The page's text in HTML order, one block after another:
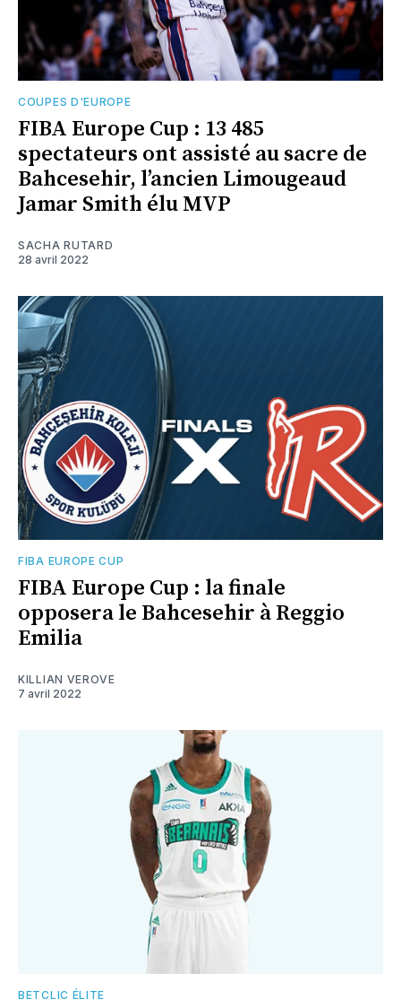
COUPES D'EUROPE
FIBA Europe Cup : 13 485
spectateurs ont assisté au sacre de
Bahcesehir, l’ancien Limougeaud
Jamar Smith élu MVP
SACHA RUTARD
28 avril 2022
FIBA EUROPE CUP
FIBA Europe Cup : la finale
opposera le Bahcesehir à Reggio
Emilia
KILLIAN VEROVE
7 avril 2022
BETCLIC ÉLITE